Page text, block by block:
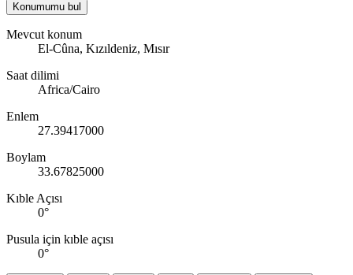
Konumumu bul
Mevcut konum
El-Cûna, Kızıldeniz, Mısır
Saat dilimi
Africa/Cairo
Enlem
27.39417000
Boylam
33.67825000
Kıble Açısı
0°
Pusula için kıble açısı
0°